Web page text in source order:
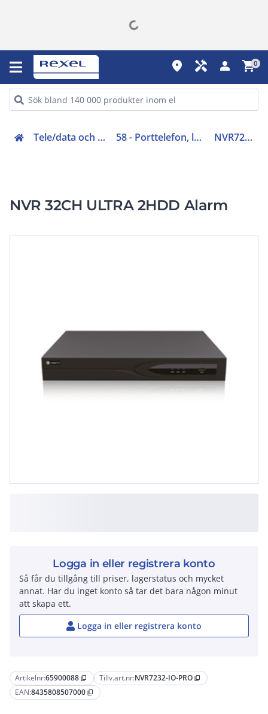
place handyman person shopping_cart0
Tele/data och säkerhet (50-63) 58 - Porttelefon, lås, passagekontroll NVR7232-IO-PRO
NVR 32CH ULTRA 2HDD Alarm
Artikelnr:65900088 content_copy Tillv.art.nr:NVR7232-IO-PRO content_copy
EAN:8435808507000 content_copy
Logga in eller registrera konto
Så får du tillgång till priser, lagerstatus och mycket
annat. Har du inget konto så tar det bara någon minut
att skapa ett.
Logga in eller registrera konto